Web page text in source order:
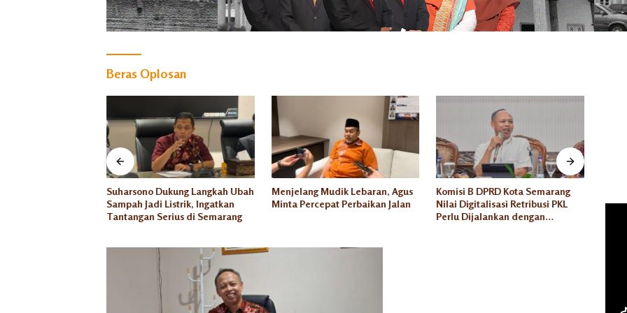
Beras Oplosan
Suharsono Dukung Langkah Ubah
Sampah Jadi Listrik, Ingatkan
Tantangan Serius di Semarang
Menjelang Mudik Lebaran, Agus
Minta Percepat Perbaikan Jalan
Komisi B DPRD Kota Semarang
Nilai Digitalisasi Retribusi PKL
Perlu Dijalankan dengan